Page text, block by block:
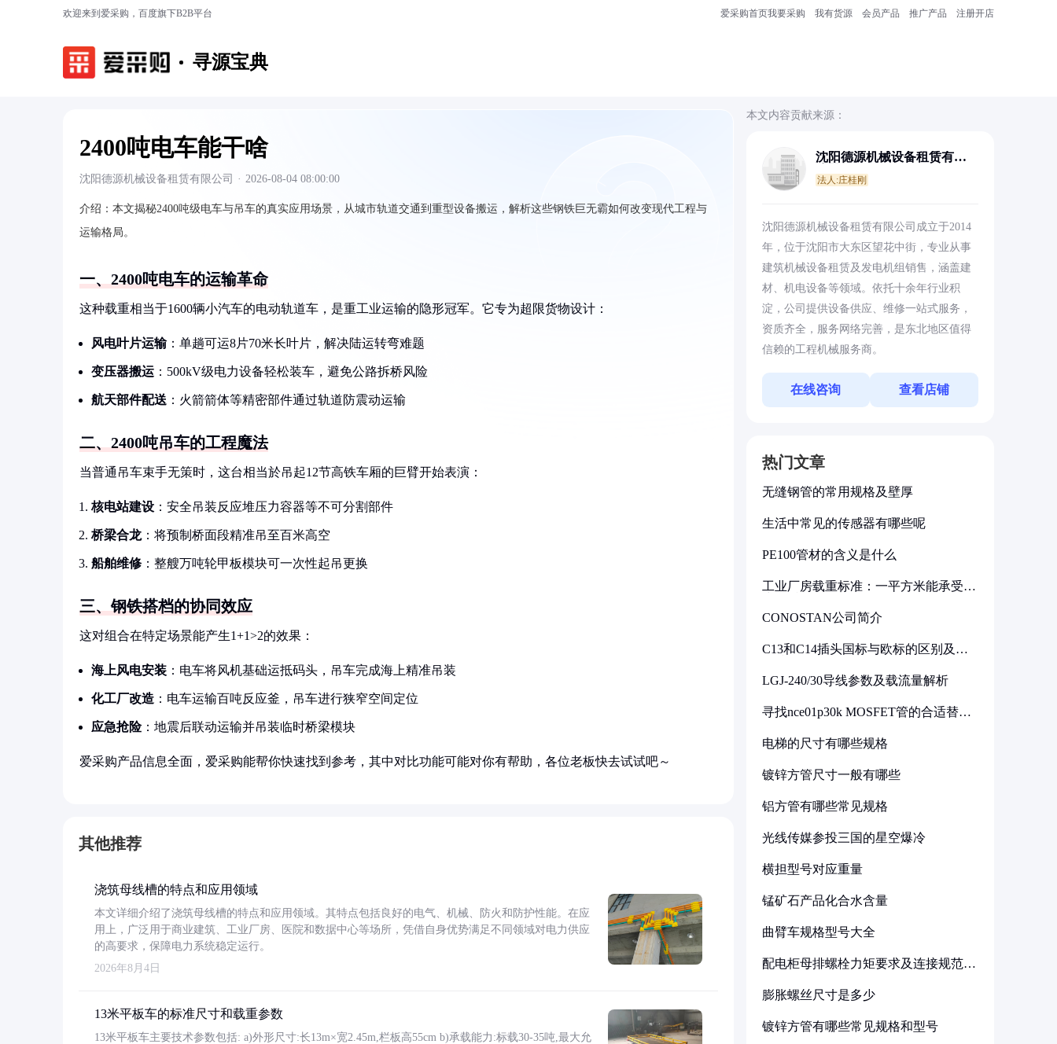
欢迎来到爱采购，百度旗下B2B平台 爱采购首页我要采购 我有货源 会员产品 推广产品 注册开店
寻源宝典
2400吨电车能干啥
沈阳德源机械设备租赁有限公司 · 2026-08-04 08:00:00
介绍： 本文揭秘2400吨级电车与吊车的真实应用场景，从城市轨道交通到重型设备搬运，解析这些钢铁巨无霸如何改变现代工程与
运输格局。
一、2400吨电车的运输革命
这种载重相当于1600辆小汽车的电动轨道车，是重工业运输的隐形冠军。它专为超限货物设计：
风电叶片运输：单趟可运8片70米长叶片，解决陆运转弯难题
变压器搬运 ：500kV级电力设备轻松装车，避免公路拆桥风险
航天部件配送 ：火箭箭体等精密部件通过轨道防震动运输
二、2400吨吊车的工程魔法
当普通吊车束手无策时，这台相当於吊起12节高铁车厢的巨臂开始表演：
核电站建设 ：安全吊装反应堆压力容器等不可分割部件
桥梁合龙：将预制桥面段精准吊至百米高空
船舶维修 ：整艘万吨轮甲板模块可一次性起吊更换
三、钢铁搭档的协同效应
这对组合在特定场景能产生1+1>2的效果：
海上风电安装 ：电车将风机基础运抵码头，吊车完成海上精准吊装
化工厂改造 ：电车运输百吨反应釜，吊车进行狭窄空间定位
应急抢险：地震后联动运输并吊装临时桥梁模块
爱采购产品信息全面，爱采购能帮你快速找到参考，其中对比功能可能对你有帮助，各位老板快去试试吧～
其他推荐
浇筑母线槽的特点和应用领域
本文详细介绍了浇筑母线槽的特点和应用领域。其特点包括良好的电气、机械、防火和防护性能。在应
用上，广泛用于商业建筑、工业厂房、医院和数据中心等场所，凭借自身优势满足不同领域对电力供应
的高要求，保障电力系统稳定运行。
2026年8月4日
13米平板车的标准尺寸和载重参数
13米平板车主要技术参数包括: a)外形尺寸:长13m×宽2.45m,栏板高55cm b)承载能力:标载30-35吨,最大允
本文内容贡献来源：
沈阳德源机械设备租赁有限
法人:庄桂刚
沈阳德源机械设备租赁有限公司成立于2014
年，位于沈阳市大东区望花中街，专业从事
建筑机械设备租赁及发电机组销售，涵盖建
材、机电设备等领域。依托十余年行业积
淀，公司提供设备供应、维修一站式服务，
资质齐全，服务网络完善，是东北地区值得
信赖的工程机械服务商。
在线咨询 查看店铺
热门文章
无缝钢管的常用规格及壁厚
生活中常见的传感器有哪些呢
PE100管材的含义是什么
工业厂房载重标准：一平方米能承受多
CONOSTAN公司简介
C13和C14插头国标与欧标的区别及其
LGJ-240/30导线参数及载流量解析
寻找nce01p30k MOSFET管的合适替代
电梯的尺寸有哪些规格
镀锌方管尺寸一般有哪些
铝方管有哪些常见规格
光线传媒参投三国的星空爆冷
横担型号对应重量
锰矿石产品化合水含量
曲臂车规格型号大全
配电柜母排螺栓力矩要求及连接规范详
膨胀螺丝尺寸是多少
镀锌方管有哪些常见规格和型号